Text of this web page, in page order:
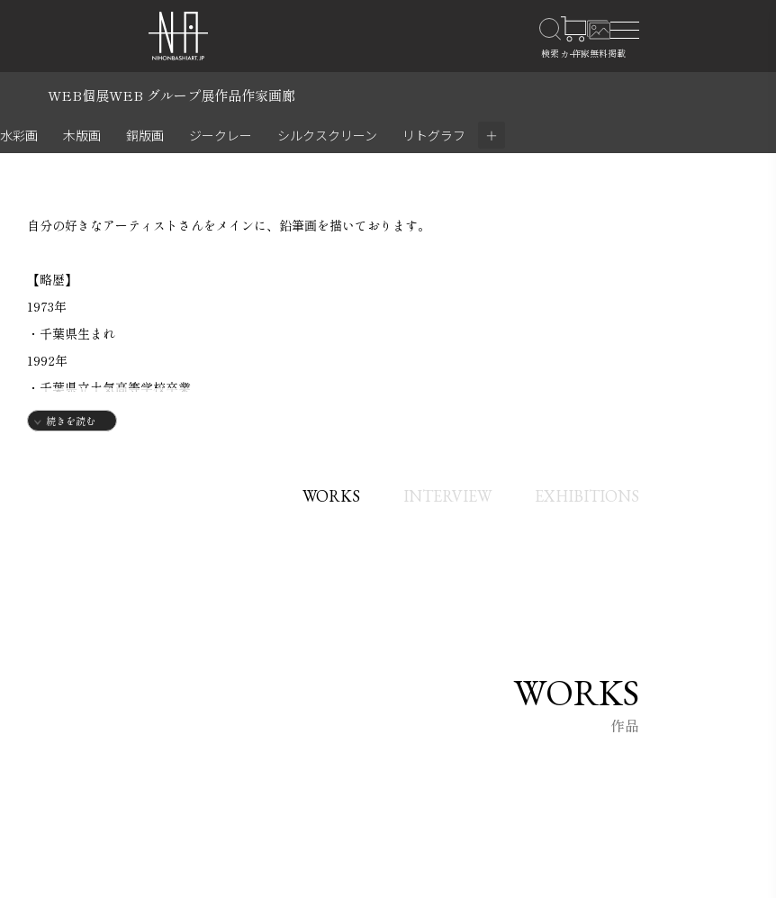
WEB個展WEB グループ展作品作家画廊
水彩画 木版画 銅版画 ジークレー シルクスクリーン リトグラフ ＋
自分の好きなアーティストさんをメインに、鉛筆画を描いております。
【略歴】
1973年
・千葉県生まれ
1992年
・千葉県立土気高等学校卒業
2022年続きを読む
WORKS INTERVIEW EXHIBITIONS
WORKS
作品